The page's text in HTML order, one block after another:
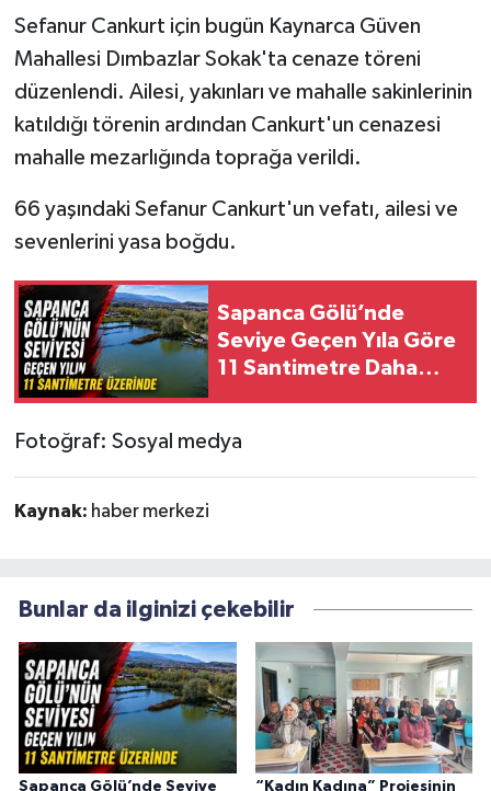
Sefanur Cankurt için bugün Kaynarca Güven
Mahallesi Dımbazlar Sokak'ta cenaze töreni
düzenlendi. Ailesi, yakınları ve mahalle sakinlerinin
katıldığı törenin ardından Cankurt'un cenazesi
mahalle mezarlığında toprağa verildi.
66 yaşındaki Sefanur Cankurt'un vefatı, ailesi ve
sevenlerini yasa boğdu.
Sapanca Gölü’nde
Seviye Geçen Yıla Göre
11 Santimetre Daha
Fotoğraf: Sosyal medya
Kaynak: haber merkezi
Bunlar da ilginizi çekebilir
Sapanca Gölü’nde Seviye
“Kadın Kadına” Projesinin